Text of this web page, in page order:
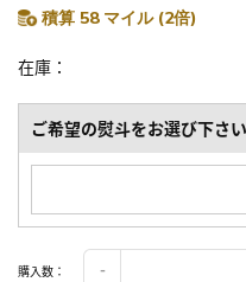
積算 58 マイル (2倍)
在庫
ご希望の熨斗をお選び下さい
購入数：